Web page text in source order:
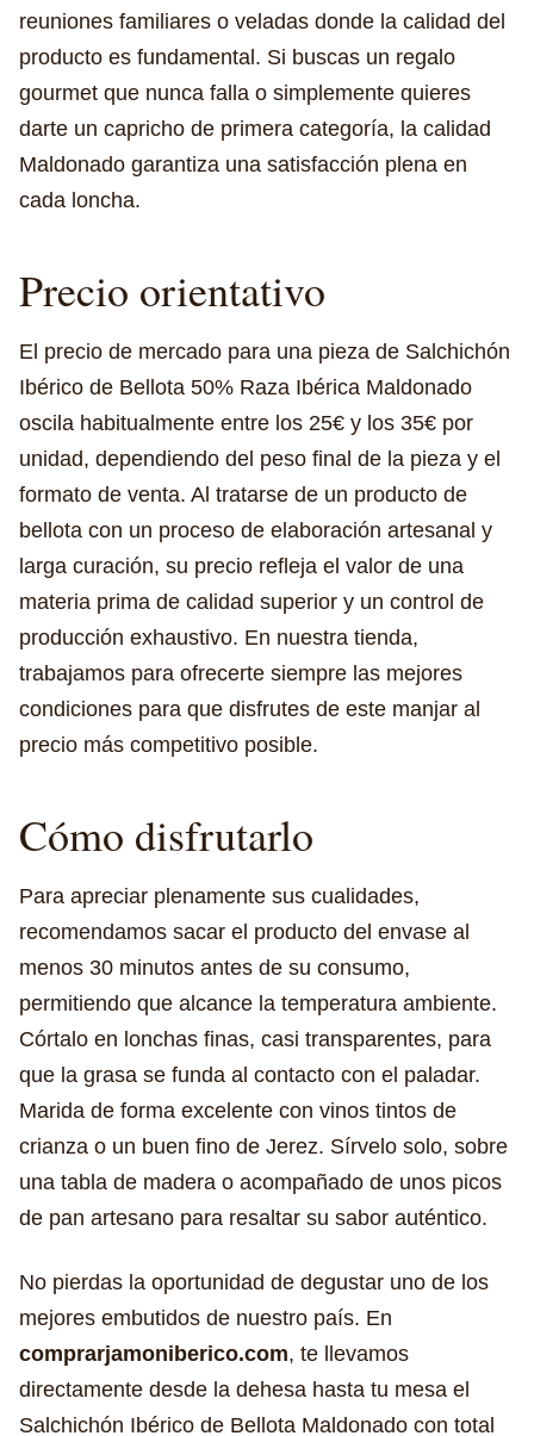
reuniones familiares o veladas donde la calidad del
producto es fundamental. Si buscas un regalo
gourmet que nunca falla o simplemente quieres
darte un capricho de primera categoría, la calidad
Maldonado garantiza una satisfacción plena en
cada loncha.
Precio orientativo
El precio de mercado para una pieza de Salchichón
Ibérico de Bellota 50% Raza Ibérica Maldonado
oscila habitualmente entre los 25€ y los 35€ por
unidad, dependiendo del peso final de la pieza y el
formato de venta. Al tratarse de un producto de
bellota con un proceso de elaboración artesanal y
larga curación, su precio refleja el valor de una
materia prima de calidad superior y un control de
producción exhaustivo. En nuestra tienda,
trabajamos para ofrecerte siempre las mejores
condiciones para que disfrutes de este manjar al
precio más competitivo posible.
Cómo disfrutarlo
Para apreciar plenamente sus cualidades,
recomendamos sacar el producto del envase al
menos 30 minutos antes de su consumo,
permitiendo que alcance la temperatura ambiente.
Córtalo en lonchas finas, casi transparentes, para
que la grasa se funda al contacto con el paladar.
Marida de forma excelente con vinos tintos de
crianza o un buen fino de Jerez. Sírvelo solo, sobre
una tabla de madera o acompañado de unos picos
de pan artesano para resaltar su sabor auténtico.
No pierdas la oportunidad de degustar uno de los
mejores embutidos de nuestro país. En
comprarjamoniberico.com, te llevamos
directamente desde la dehesa hasta tu mesa el
Salchichón Ibérico de Bellota Maldonado con total